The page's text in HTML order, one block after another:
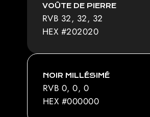
VOÛTE DE PIERRE
RVB 32, 32, 32
HEX #202020
NOIR MILLÉSIMÉ
RVB 0, 0, 0
HEX #000000